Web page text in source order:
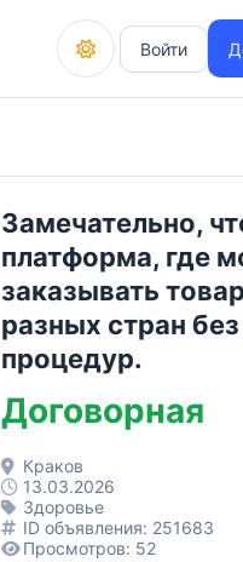
Войти
Договорная
Замечательно,
платформа, где
заказывать
разных стран
процедур.
Краков
13.03.2026
Здоровье
ID объявления: 251683
Просмотров: 52